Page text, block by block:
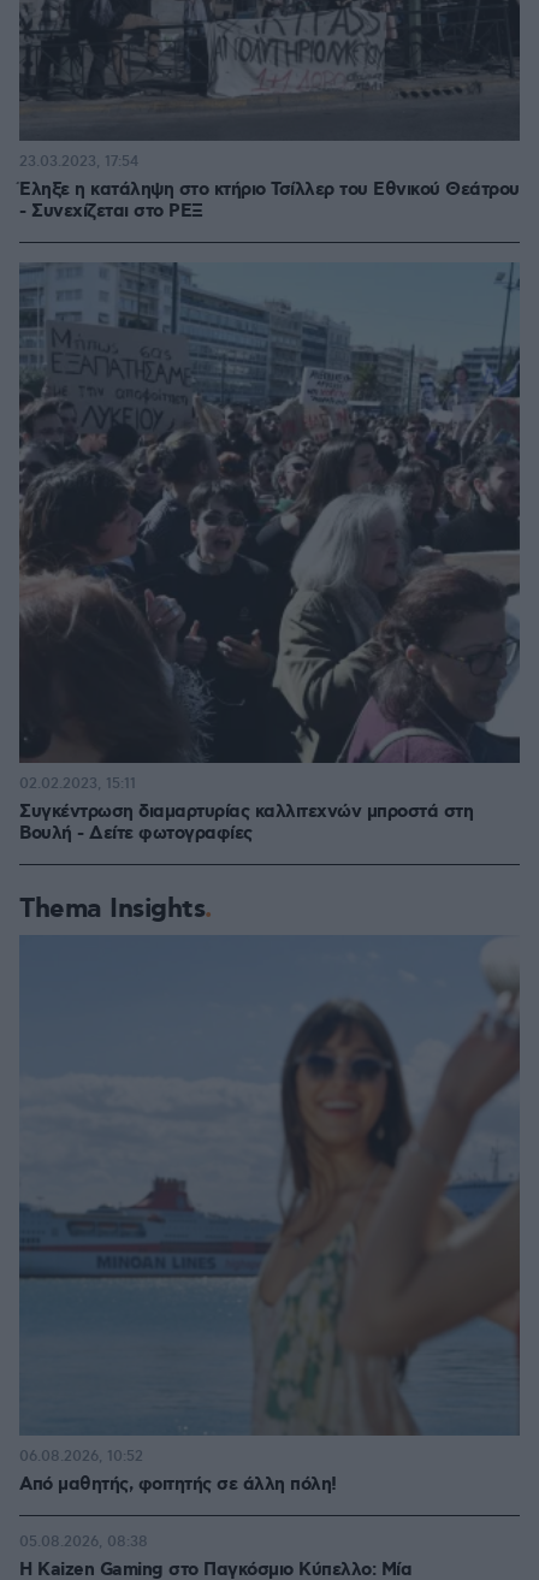
Έληξε η κατάληψη στο κτήριο Τσίλλερ του Εθνικού Θεάτρου
- Συνεχίζεται στο ΡΕΞ
23.03.2023, 17:54
Συγκέντρωση διαμαρτυρίας καλλιτεχνών μπροστά στη
Βουλή - Δείτε φωτογραφίες
02.02.2023, 15:11
Thema Insights
Από μαθητής, φοιτητής σε άλλη πόλη!
06.08.2026, 10:52
H Kaizen Gaming στο Παγκόσμιο Kύπελλο: Μία
05.08.2026, 08:38